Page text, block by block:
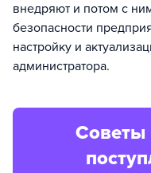
внедряют и потом с
безопасности
настройку и
администратора.
Советы